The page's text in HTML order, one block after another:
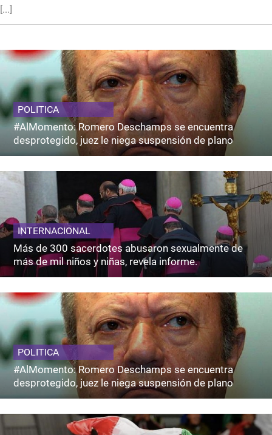
[...]
POLITICA
#AlMomento: Romero Deschamps se encuentra
desprotegido, juez le niega suspensión de plano
INTERNACIONAL
Más de 300 sacerdotes abusaron sexualmente de
más de mil niños y niñas, revela informe.
POLITICA
#AlMomento: Romero Deschamps se encuentra
desprotegido, juez le niega suspensión de plano